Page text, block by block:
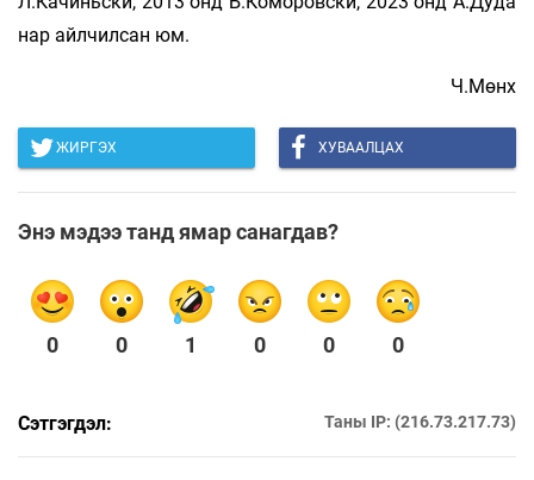
нар айлчилсан юм.
Ч.Мөнх
ЖИРГЭХ ХУВААЛЦАХ
Энэ мэдээ танд ямар санагдав?
0 0 1 0 0 0
Сэтгэгдэл: Таны IP: (216.73.217.73)